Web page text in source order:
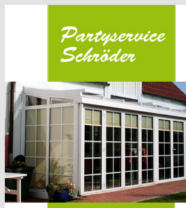
Partyservice
Schröder in
Menden